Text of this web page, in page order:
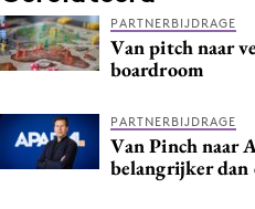
PARTNERBIJDRAGE
Van pitch naar
boardroom
PARTNERBIJDRAGE
Van Pinch naar
belangrijker dan